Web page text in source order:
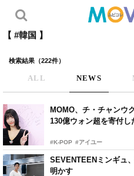
【 #韓国 】
検索結果（222件）
ALL NEWS
MOMO、チ・チャンウ
130億ウォン超を寄付
#K-POP #アイユー
SEVENTEENミンギュ
明かす